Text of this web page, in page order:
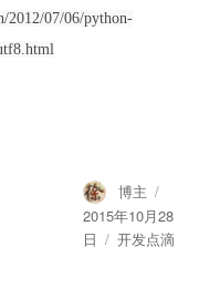
2012/07/06/python-
Author
博主
on
2015年10月28
日
Categories
开发点滴